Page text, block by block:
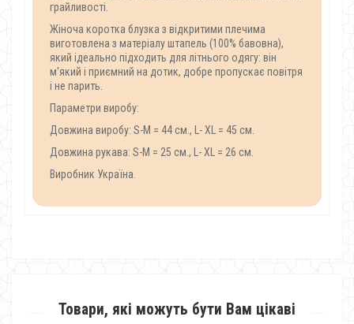
грайливості.
Жіноча коротка блузка з відкритими плечима
виготовлена ​​з матеріалу штапель (100% бавовна),
який ідеально підходить для літнього одягу: він
м'який і приємний на дотик, добре пропускає повітря
і не парить.
Параметри виробу:
Довжина виробу: S-M = 44 см., L- XL = 45 см.
Довжина рукава: S-M = 25 см., L- XL = 26 см.
Виробник Україна.
Товари, які можуть бути Вам цікаві